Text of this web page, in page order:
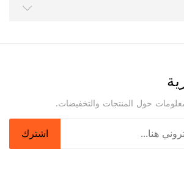
حول المنتجات والتخفيضات.
اشترك